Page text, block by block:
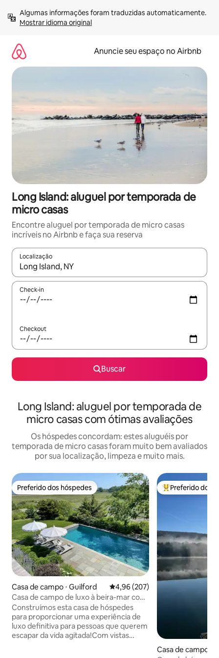
para
Mostrar idioma original
Anuncie seu espaço no Airbnb
Long Island: aluguel por temporada de
micro casas
Encontre aluguel por temporada de micro casas
incríveis no Airbnb e faça sua reserva
Localização
Quando os resultados estiverem disponíveis, explore-os
Check-in
Checkout
Buscar
Long Island: aluguel por temporada de
micro casas com ótimas avaliações
Os hóspedes concordam: estes aluguéis por
temporada de micro casas foram muito bem avaliados
por sua localização, limpeza e muito mais.
Preferido dos hóspedes
Preferido dos hóspedes
Casa de campo ⋅ Guilford 4,96 de uma avaliação média de
4,96 (207)
Casa de campo de luxo à beira-mar com
banheira de hidromassagem e piscina
Construímos esta casa de hóspedes
para proporcionar uma experiência de
luxo definitiva para pessoas que querem
escapar da vida agitada!Com vistas
Entre os
Preferido dos
Casa de campo ⋅